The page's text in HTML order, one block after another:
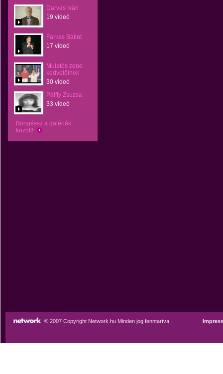
Darvas Iván
19 videó
Farkas Bálint
17 videó
Mulatós zene
kedvelőinek
30 videó
Pálffy Zsuzsa
33 videó
Böngéssz a galériák
között!
© 2007 Copyright Network.hu Minden jog fenntartva.